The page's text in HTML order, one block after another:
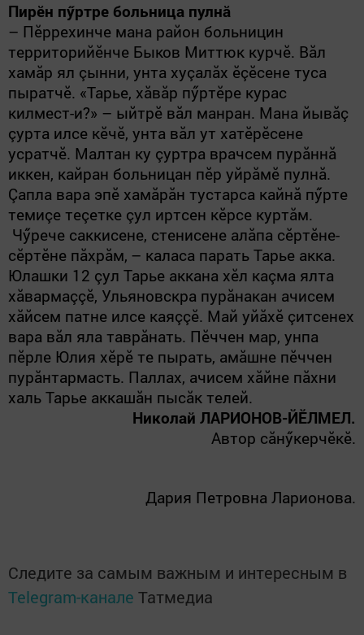
Пирӗн пӳртре больница пулнă
– Пӗррехинче мана район больницин
территорийӗнче Быков Миттюк курчӗ. Вăл
хамăр ял çынни, унта хуçалăх ӗçӗсене туса
пыратчӗ. «Тарье, хăвăр пӳртӗре курас
килмест-и?» – ыйтрӗ вăл манран. Мана йывăç
çурта илсе кӗчӗ, унта вăл ут хатӗрӗсене
усратчӗ. Малтан ку çуртра врачсем пурăннă
иккен, кайран больницан пӗр уйрăмӗ пулнă.
Çапла вара эпӗ хамăрăн тустарса кайнă пӳрте
темиçе теçетке çул иртсен кӗрсе куртăм.
Чӳрече саккисене, стенисене алăпа сӗртӗне-
сӗртӗне пăхрăм, – каласа парать Тарье акка.
Юлашки 12 çул Тарье аккана хӗл каçма ялта
хăвармаççӗ, Ульяновскра пурăнакан ачисем
хăйсем патне илсе каяççӗ. Май уйăхӗ çитсенех
вара вăл яла таврăнать. Пӗччен мар, унпа
пӗрле Юлия хӗрӗ те пырать, амăшне пӗччен
пурăнтармасть. Паллах, ачисем хăйне пăхни
халь Тарье аккашăн пысăк телей.
Николай ЛАРИОНОВ-ЙӖЛМЕЛ.
Автор сăнӳкерчӗкӗ.
Дария Петровна Ларионова.
Следите за самым важным и интересным в
Telegram-канале Татмедиа